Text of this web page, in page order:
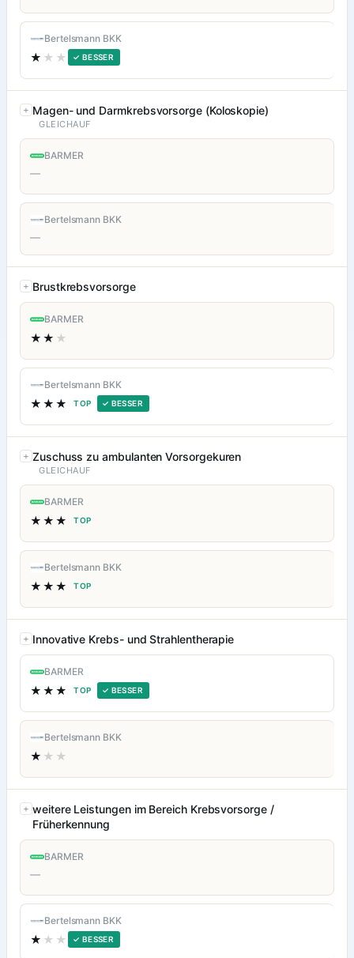
Bertelsmann BKK
★ ★★ ✓ BESSER
Magen- und Darmkrebsvorsorge (Koloskopie)
GLEICHAUF
BARMER
—
Bertelsmann BKK
—
Brustkrebsvorsorge
BARMER
★★ ★
Bertelsmann BKK
★★★ TOP ✓ BESSER
Zuschuss zu ambulanten Vorsorgekuren
GLEICHAUF
BARMER
★★★ TOP
Bertelsmann BKK
★★★ TOP
Innovative Krebs- und Strahlentherapie
BARMER
★★★ TOP ✓ BESSER
Bertelsmann BKK
★ ★★
weitere Leistungen im Bereich Krebsvorsorge /
Früherkennung
BARMER
—
Bertelsmann BKK
★ ★★ ✓ BESSER